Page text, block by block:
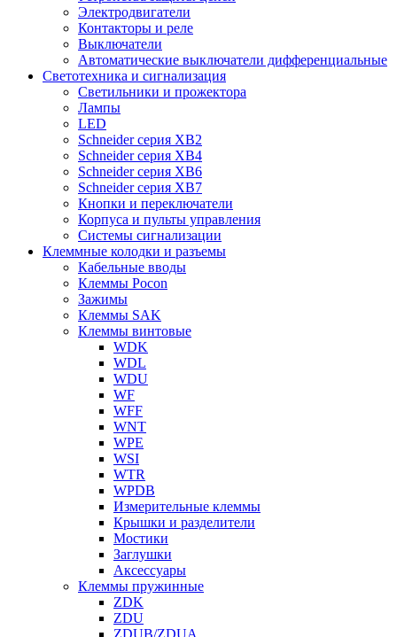
Электродвигатели
Контакторы и реле
Выключатели
Автоматические выключатели дифференциальные
Светотехника и сигнализация
Светильники и прожектора
Лампы
LED
Schneider серия XB2
Schneider серия XB4
Schneider серия XB6
Schneider серия XB7
Кнопки и переключатели
Корпуса и пульты управления
Системы сигнализации
Клеммные колодки и разъемы
Кабельные вводы
Клеммы Pocon
Зажимы
Клеммы SAK
Клеммы винтовые
WDK
WDL
WDU
WF
WFF
WNT
WPE
WSI
WTR
WPDB
Измерительные клеммы
Крышки и разделители
Мостики
Заглушки
Аксессуары
Клеммы пружинные
ZDK
ZDU
ZDUB/ZDUA